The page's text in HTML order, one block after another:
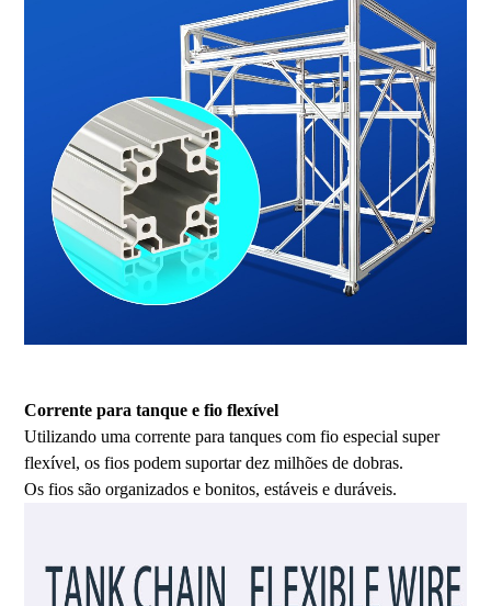
Corrente para tanque e fio flexível
Utilizando uma corrente para tanques com fio especial super
flexível, os fios podem suportar dez milhões de dobras.
Os fios são organizados e bonitos, estáveis ​​e duráveis.